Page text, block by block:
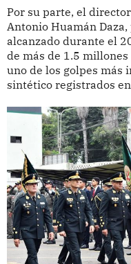
Por su parte, el
Antonio Huamán
alcanzado durante el
de más de 1.5
uno de los golpes más
sintético registrados